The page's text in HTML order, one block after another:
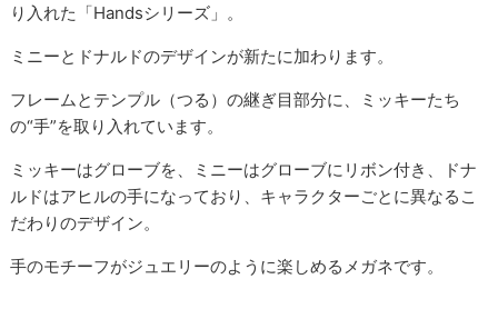
り入れた「Handsシリーズ」。
ミニーとドナルドのデザインが新たに加わります。
フレームとテンプル（つる）の継ぎ目部分に、ミッキーたち
の“手”を取り入れています。
ミッキーはグローブを、ミニーはグローブにリボン付き、ドナ
ルドはアヒルの手になっており、キャラクターごとに異なるこ
だわりのデザイン。
手のモチーフがジュエリーのように楽しめるメガネです。